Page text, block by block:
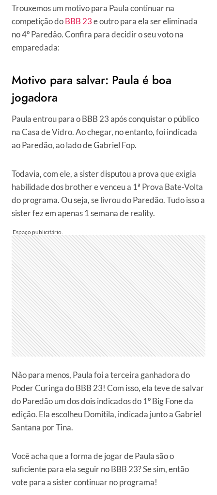
Trouxemos um motivo para Paula continuar na
competição doBBB 23e outro para ela ser eliminada
no 4º Paredão. Confira para decidir o seu voto na
emparedada:
Motivo para salvar: Paula é boa
jogadora
Paula entrou para o BBB 23 após conquistar o público
na Casa de Vidro. Ao chegar, no entanto, foi indicada
ao Paredão, ao lado de Gabriel Fop.
Todavia, com ele, a sister disputou a prova que exigia
habilidade dos brother e venceu a 1ª Prova Bate-Volta
do programa. Ou seja, se livrou do Paredão. Tudo isso a
sister fez em apenas 1 semana de reality.
Não para menos, Paula foi a terceira ganhadora do
Poder Curinga do BBB 23! Com isso, ela teve de salvar
do Paredão um dos dois indicados do 1º Big Fone da
edição. Ela escolheu Domitila, indicada junto a Gabriel
Santana por Tina.
Você acha que a forma de jogar de Paula são o
suficiente para ela seguir no BBB 23? Se sim, então
vote para a sister continuar no programa!